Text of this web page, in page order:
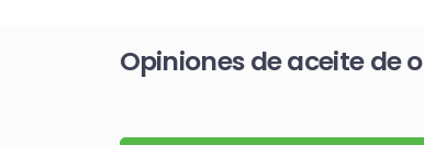
Opiniones de aceite de